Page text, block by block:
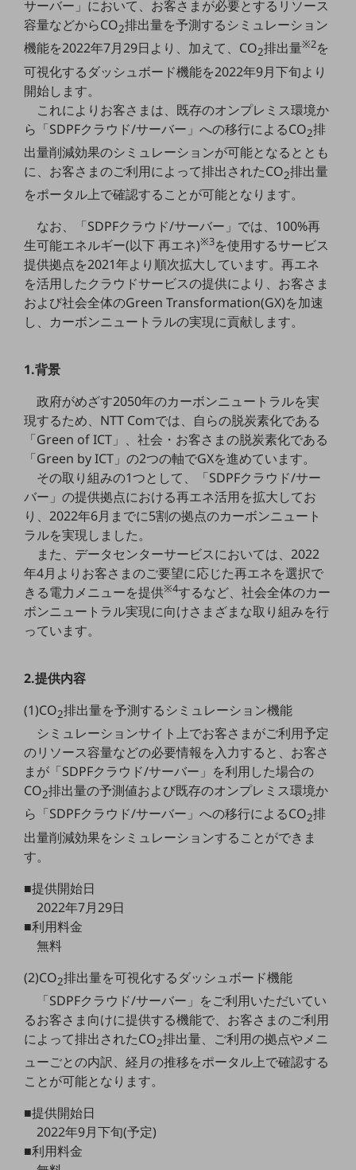
クラウド・データセンター
電話・映像コミュニケーション
セキュリティ
データ利活用
運用管理
業務支援・マーケティング
災害対策・BCP
課題・ニーズで探す
課題・ニーズで探すTOP
マーケティング
業務効率化
災害対策
職場環境整備
地域共創・地方創生
セキュリティ対策
遠隔監視
顧客体験（CX）改善
自動化・省電化
業種・業態で探すTOP
自治体
一次産業
医療・介護
モビリティ
製造・建設業
キーワードで探す
モバイルTOP
法人向けスマホ・携帯に関する、
おすすめの機種、料金やサービスをご紹介
製品TOP
ビジネス向けスマートフォン
タフネススマートフォン
データ通信製品
ドコモケータイ
サーバー」において、お客さまが必要とするリソース
容量などからCO2排出量を予測するシミュレーション
機能を2022年7月29日より、加えて、CO2排出量※2を
可視化するダッシュボード機能を2022年9月下旬より
開始します。
これによりお客さまは、既存のオンプレミス環境か
ら「SDPFクラウド/サーバー」への移行によるCO2排
出量削減効果のシミュレーションが可能となるととも
に、お客さまのご利用によって排出されたCO2排出量
をポータル上で確認することが可能となります。
なお、「SDPFクラウド/サーバー」では、100%再
生可能エネルギー(以下 再エネ)※3を使用するサービス
提供拠点を2021年より順次拡大しています。再エネ
を活用したクラウドサービスの提供により、お客さま
および社会全体のGreen Transformation(GX)を加速
し、カーボンニュートラルの実現に貢献します。
1.背景
政府がめざす2050年のカーボンニュートラルを実
現するため、NTT Comでは、自らの脱炭素化である
「Green of ICT」、社会・お客さまの脱炭素化である
「Green by ICT」の2つの軸でGXを進めています。
その取り組みの1つとして、「SDPFクラウド/サー
バー」の提供拠点における再エネ活用を拡大してお
り、2022年6月までに5割の拠点のカーボンニュート
ラルを実現しました。
また、データセンターサービスにおいては、2022
年4月よりお客さまのご要望に応じた再エネを選択で
きる電力メニューを提供※4するなど、社会全体のカー
ボンニュートラル実現に向けさまざまな取り組みを行
っています。
2.提供内容
(1)CO2排出量を予測するシミュレーション機能
シミュレーションサイト上でお客さまがご利用予定
のリソース容量などの必要情報を入力すると、お客さ
まが「SDPFクラウド/サーバー」を利用した場合の
CO2排出量の予測値および既存のオンプレミス環境か
ら「SDPFクラウド/サーバー」への移行によるCO2排
出量削減効果をシミュレーションすることができま
す。
■提供開始日
2022年7月29日
■利用料金
無料
(2)CO2排出量を可視化するダッシュボード機能
「SDPFクラウド/サーバー」をご利用いただいてい
るお客さま向けに提供する機能で、お客さまのご利用
によって排出されたCO2排出量、ご利用の拠点やメニ
ューごとの内訳、経月の推移をポータル上で確認する
ことが可能となります。
■提供開始日
2022年9月下旬(予定)
■利用料金